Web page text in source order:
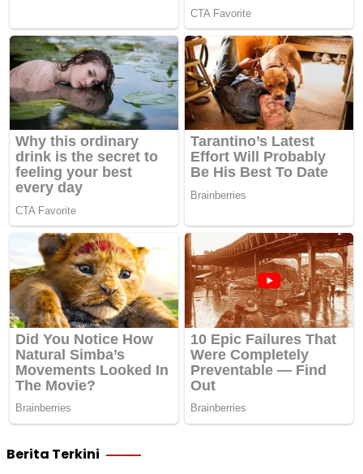
Berita Terkini